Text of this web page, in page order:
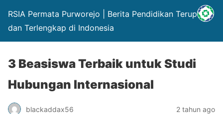
RSIA Permata Purworejo | Berita Pendidikan Terupdate
dan Terlengkap di Indonesia
3 Beasiswa Terbaik untuk Studi
Hubungan Internasional
blackaddax56 2 tahun ago